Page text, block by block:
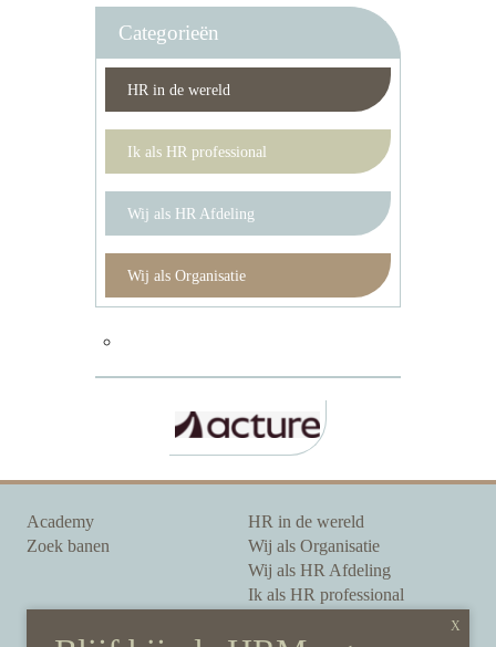
Categorieën
HR in de wereld
Ik als HR professional
Wij als HR Afdeling
Wij als Organisatie
Academy
Zoek banen
HR in de wereld
Wij als Organisatie
Wij als HR Afdeling
Ik als HR professional
Onze auteurs Onze partners